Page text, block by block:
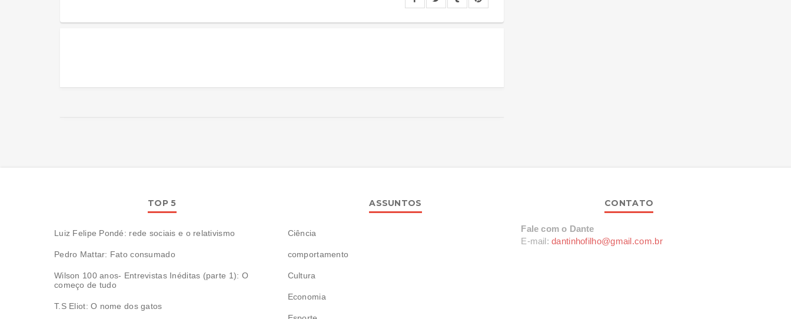
TOP 5
Luiz Felipe Pondé: rede sociais e o relativismo
Pedro Mattar: Fato consumado
Wilson 100 anos- Entrevistas Inéditas (parte 1): O
começo de tudo
T.S Eliot: O nome dos gatos
ASSUNTOS
Ciência
comportamento
Cultura
Economia
CONTATO
Fale com o Dante
E-mail: dantinhofilho@gmail.com.br